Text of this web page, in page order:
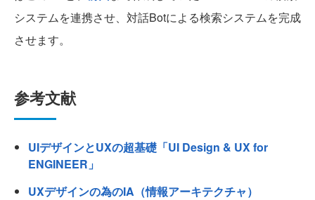
システムを連携させ、対話Botによる検索システムを完成
させます。
参考文献
UIデザインとUXの超基礎「UI Design & UX for
ENGINEER」
UXデザインの為のIA（情報アーキテクチャ）